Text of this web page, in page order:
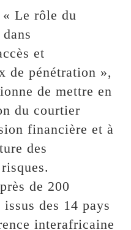
« Le rôle du
et
de pénétration »,
de mettre en
du courtier
financière et à
des
de 200
des 14 pays
interafricaine